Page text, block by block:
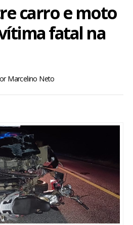
carro e moto
fatal na
Marcelino Neto